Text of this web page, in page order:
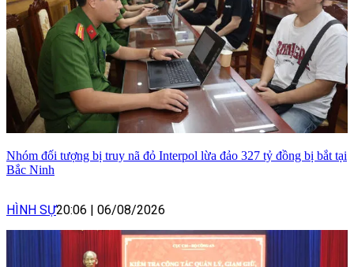
Nhóm đối tượng bị truy nã đỏ Interpol lừa đảo 327 tỷ đồng bị bắt tại
Bắc Ninh
HÌNH SỰ20:06 06/08/2026